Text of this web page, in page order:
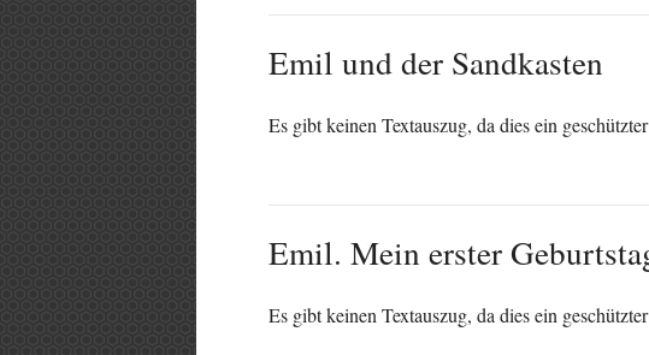
Emil und der Sandkasten
Es gibt keinen Textauszug, da dies ein
Emil. Mein erster
Es gibt keinen Textauszug, da dies ein